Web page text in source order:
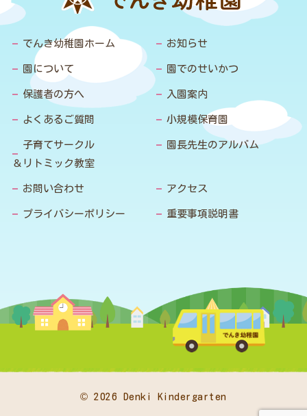
でんき幼稚園ホーム お知らせ
園について 園でのせいかつ
保護者の方へ 入園案内
よくあるご質問 小規模保育園
子育てサークル
＆リトミック教室
園長先生のアルバム
お問い合わせ アクセス
プライバシーポリシー 重要事項説明書
© 2026 Denki Kindergarten